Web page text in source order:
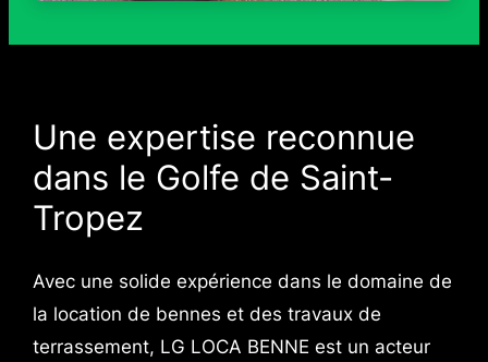
Une expertise reconnue
dans le Golfe de Saint-
Tropez
Avec une solide expérience dans le domaine de
la location de bennes et des travaux de
terrassement, LG LOCA BENNE est un acteur